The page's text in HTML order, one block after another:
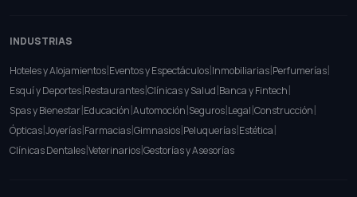
INDUSTRIAS
Hoteles y Alojamientos|Eventos y Espectáculos|Inmobiliarias|Perfumerías|
Esquí y Deportes|Restaurantes|Clínicas y Salud|Banca y Fintech|
Spas y Bienestar|Educación|Automoción|Seguros|Legal|Construcción|
Ópticas|Joyerías|Farmacias|Gimnasios|Peluquerías|Estética|
Clínicas Dentales|Veterinarios|Gestorías y Asesorías